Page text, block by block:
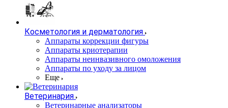
Косметология и дерматология
Аппараты коррекции фигуры
Аппараты криотерапии
Аппараты неинвазивного омоложения
Аппараты по уходу за лицом
Еще
Ветеринария
Ветеринарные анализаторы